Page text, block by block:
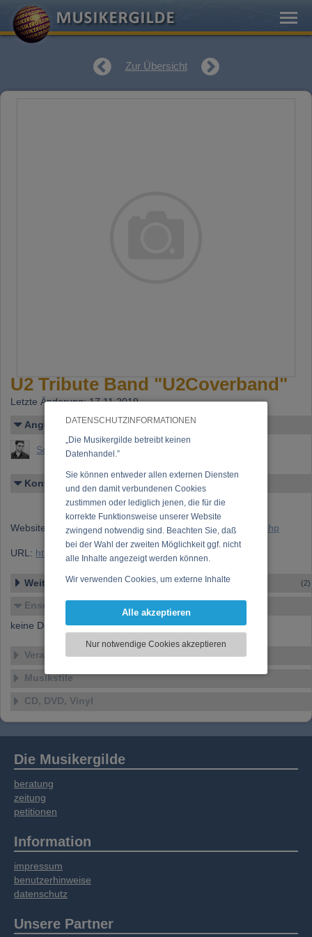
DATENSCHUTZINFORMATIONEN
„Die Musikergilde betreibt keinen
Datenhandel.”
Sie können entweder allen externen Diensten
und den damit verbundenen Cookies
zustimmen oder lediglich jenen, die für die
korrekte Funktionsweise unserer Website
zwingend notwendig sind. Beachten Sie, daß
bei der Wahl der zweiten Möglichkeit ggf. nicht
alle Inhalte angezeigt werden können.
Wir verwenden Cookies, um externe Inhalte
Funktionen für soziale Medien anbieten zu
zu analysieren. Dabei werden ggf.
Informationen zu Ihrer Verwendung unserer
soziale Medien, Werbung und Analysen
Informationen möglicherweise mit weiteren
Alle akzeptieren
Nur notwendige Cookies akzeptieren
Zur Übersicht
U2 Tribute Band "U2Coverband"
Letzte Änderung: 17.11.2019
Angelegt von
Schützenhofer, Andreas
Kontakt
Website: http://www.u2tour.de/tributebands/u2coverband.php
URL: https://www.musikergilde.at/ensemble/3750.htm
Weitere Ensembles (2)
Ensemble-Details
keine Details verfügbar
Veranstaltungen
Musikstile
CD, DVD, Vinyl
Die Musikergilde
beratung
zeitung
petitionen
Information
impressum
benutzerhinweise
datenschutz
Unsere Partner